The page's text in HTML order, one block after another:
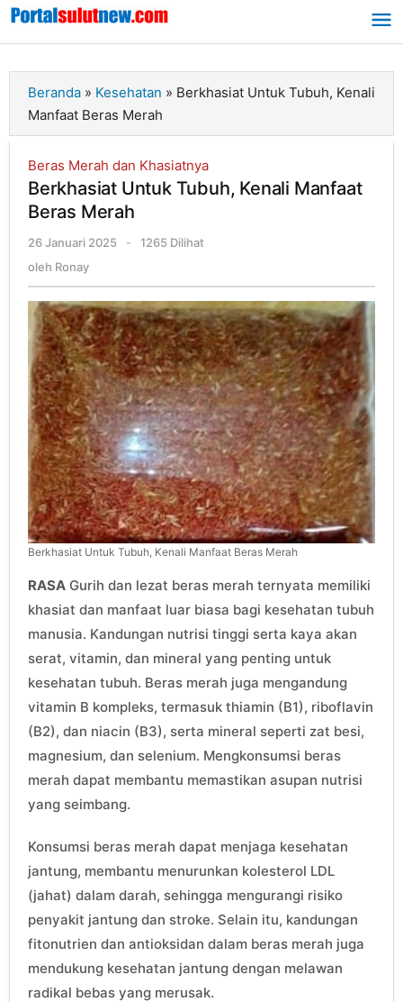
Lewati
Beranda » Kesehatan » Berkhasiat Untuk Tubuh, Kenali
Manfaat Beras Merah
Beras Merah dan Khasiatnya
Berkhasiat Untuk Tubuh, Kenali Manfaat
Beras Merah
26 Januari 2025
oleh
-
1265 Dilihat
oleh Ronay
Berkhasiat Untuk Tubuh, Kenali Manfaat Beras Merah
RASA Gurih dan lezat beras merah ternyata memiliki
khasiat dan manfaat luar biasa bagi kesehatan tubuh
manusia. Kandungan nutrisi tinggi serta kaya akan
serat, vitamin, dan mineral yang penting untuk
kesehatan tubuh. Beras merah juga mengandung
vitamin B kompleks, termasuk thiamin (B1), riboflavin
(B2), dan niacin (B3), serta mineral seperti zat besi,
magnesium, dan selenium. Mengkonsumsi beras
merah dapat membantu memastikan asupan nutrisi
yang seimbang.
Konsumsi beras merah dapat menjaga kesehatan
jantung, membantu menurunkan kolesterol LDL
(jahat) dalam darah, sehingga mengurangi risiko
penyakit jantung dan stroke. Selain itu, kandungan
fitonutrien dan antioksidan dalam beras merah juga
mendukung kesehatan jantung dengan melawan
radikal bebas yang merusak.